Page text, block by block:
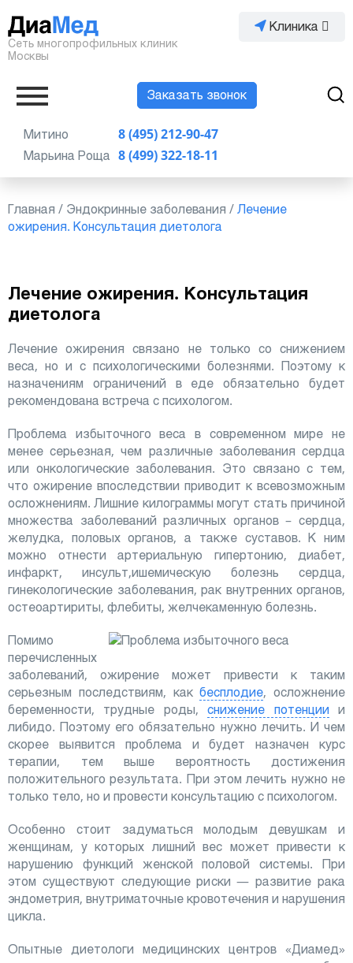
Сеть многопрофильных клиник
Москвы
Клиника
Заказать звонок
8 (495) 212-90-47
Митино
8 (499) 322-18-11
Марьина Роща
Главная / Эндокринные заболевания / Лечение
ожирения. Консультация диетолога
Лечение ожирения. Консультация
диетолога
Лечение ожирения связано не только со снижением
веса, но и с психологическими болезнями. Поэтому к
назначениям ограничений в еде обязательно будет
рекомендована встреча с психологом.
Проблема избыточного веса в современном мире не
менее серьезная, чем различные заболевания сердца
или онкологические заболевания. Это связано с тем,
что ожирение впоследствии приводит к всевозможным
осложнениям. Лишние килограммы могут стать причиной
множества заболеваний различных органов – сердца,
желудка, половых органов, а также суставов. К ним
можно отнести артериальную гипертонию, диабет,
инфаркт, инсульт,ишемическую болезнь сердца,
гинекологические заболевания, рак внутренних органов,
остеоартириты, флебиты, желчекаменную болезнь.
Помимо
перечисленных
заболеваний, ожирение может привести к таким
серьезным последствиям, какбесплодие, осложнение
беременности, трудные роды,снижение потенциии
либидо. Поэтому его обязательно нужно лечить. И чем
скорее выявится проблема и будет назначен курс
терапии, тем выше вероятность достижения
положительного результата. При этом лечить нужно не
только тело, но и провести консультацию с психологом.
Особенно стоит задуматься молодым девушкам и
женщинам, у которых лишний вес может привести к
нарушению функций женской половой системы. При
этом существуют следующие риски — развитие рака
эндометрия, внутриматочные кровотечения и нарушения
цикла.
Опытные диетологи медицинских центров «Диамед»